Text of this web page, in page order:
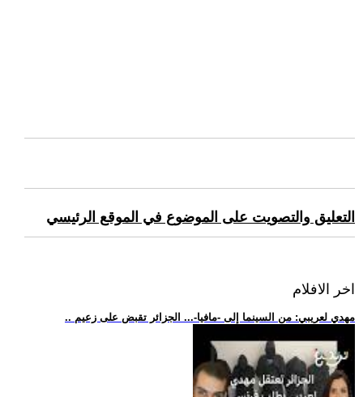
التعليق والتصويت على الموضوع في الموقع الرئيسي
اخر الافلام
.. مهدي لعريبي: من السينما إلى -مافيا-... الجزائر تقبض على زعيم